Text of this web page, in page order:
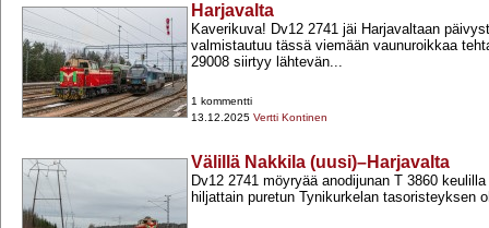
Harjavalta
Kaverikuva! Dv12 2741 jäi Harjavaltaan
valmistautuu tässä viemään vaunuroikkaa
29008 siirtyy lähtevän...
1 kommentti
13.12.2025 Vertti Kontinen
Välillä Nakkila (uusi)–Harjavalta
Dv12 2741 möyryää anodijunan T 3860
hiljattain puretun Tynikurkelan tasoristeyksen